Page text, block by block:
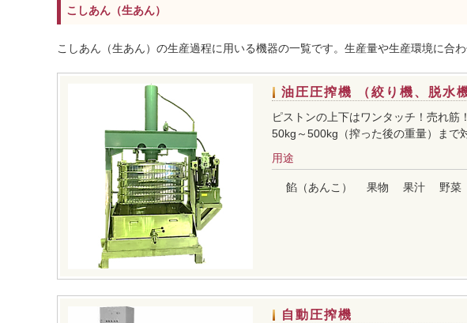
こしあん（生あん）
こしあん（生あん）の生産過程に用いる機器の一覧です。生産量や生産環境に合
油圧圧搾機 （絞り機、脱水機
ピストンの上下はワンタッチ！売れ筋！
50kg～500kg（搾った後の重量）まで
用途
餡（あんこ） 果物 果汁 野菜
自動圧搾機